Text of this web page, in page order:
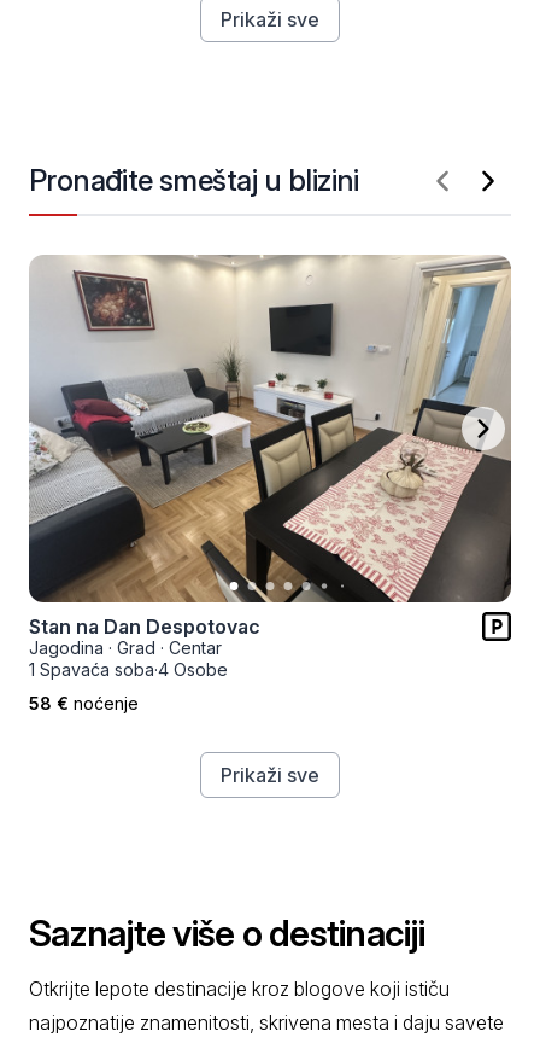
Prikaži sve
Pronađite smeštaj u blizini
Stan na Dan Despotovac
Jagodina · Grad · Centar
1 Spavaća soba·4 Osobe
58 € noćenje
Prikaži sve
Saznajte više o destinaciji
Otkrijte lepote destinacije kroz blogove koji ističu
najpoznatije znamenitosti, skrivena mesta i daju savete